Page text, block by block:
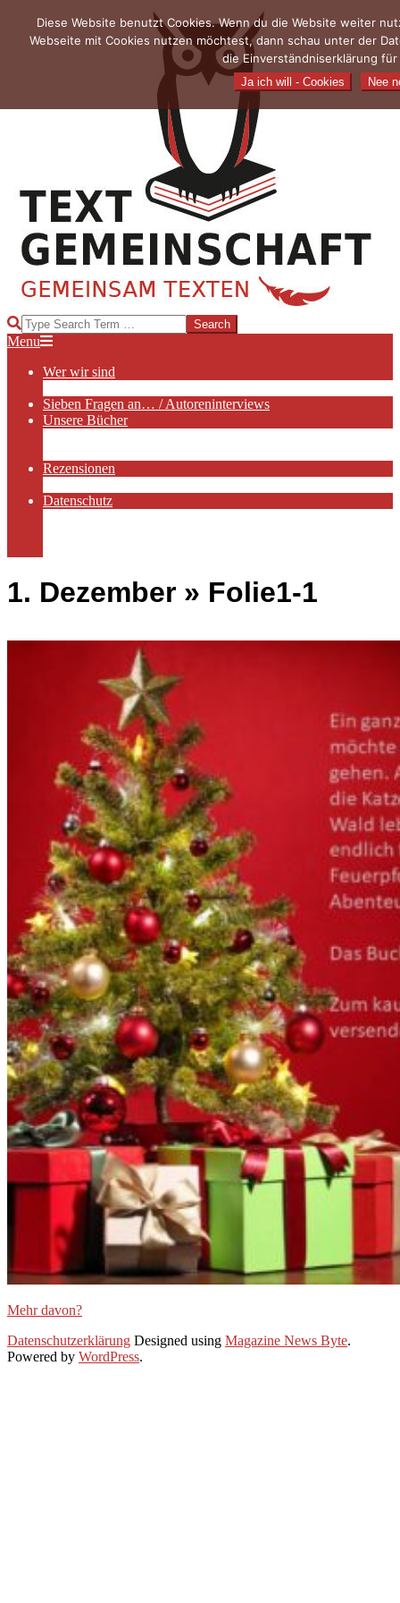
content
TEXTGEMEINSCHAFT
Search
Primary
Menu
Menu
Wer wir sind
Sieben Fragen an… / Autoreninterviews
Unsere Bücher
Rezensionen
Datenschutz
1. Dezember » Folie1-1
Mehr davon?
2019-
11-
Datenschutzerklärung Designed using Magazine News Byte.
Powered by WordPress.
Diese Website benutzt Cookies. Wenn du die Website weiter
Webseite mit Cookies nutzen möchtest, dann schau unter der
die Einverständniserklärung
Ja ich will - Cookies Nee